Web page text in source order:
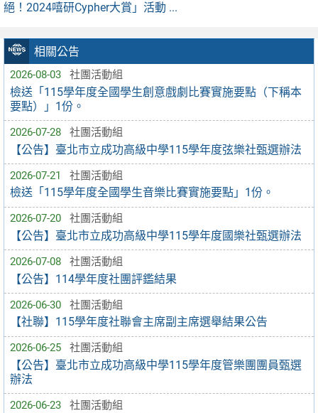
相關公告
2026-08-03 社團活動組
檢送「115學年度全國學生創意戲劇比賽實施要點（下稱本
要點）」1份。
2026-07-28 社團活動組
【公告】臺北市立成功高級中學115學年度弦樂社甄選辦法
2026-07-21 社團活動組
檢送「115學年度全國學生音樂比賽實施要點」1份。
2026-07-20 社團活動組
【公告】臺北市立成功高級中學115學年度國樂社甄選辦法
2026-07-08 社團活動組
【公告】114學年度社團評鑑結果
2026-06-30 社團活動組
【社聯】115學年度社聯會主席副主席選舉結果公告
2026-06-25 社團活動組
【公告】臺北市立成功高級中學115學年度管樂團團員甄選
辦法
2026-06-23 社團活動組
絕！2024嘻研Cypher大賞」活動 ...